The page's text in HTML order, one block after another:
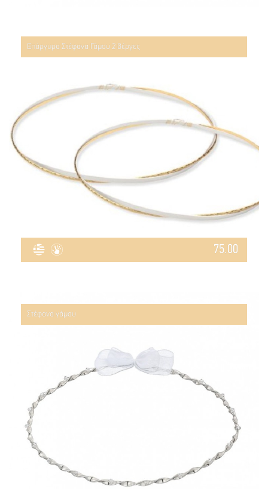
Επάργυρα Στέφανα Γάμου 2 βέργες
75.00
Στέφανα γάμου